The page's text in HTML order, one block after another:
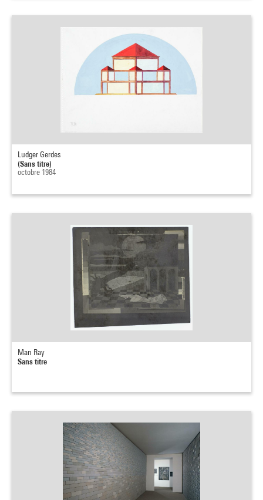
Ludger Gerdes
(Sans titre)
octobre 1984
Man Ray
Sans titre